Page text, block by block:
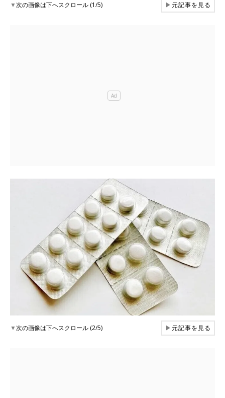
▼次の画像は下へスクロール (1/5) ▶元記事を見る
▼次の画像は下へスクロール (2/5) ▶元記事を見る